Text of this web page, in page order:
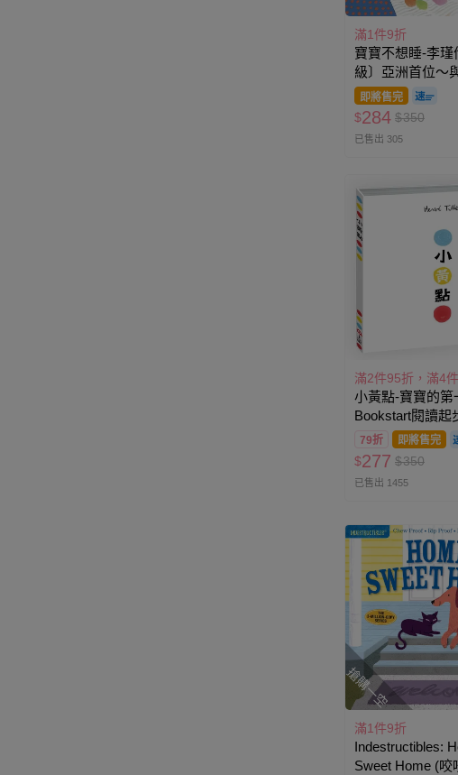
滿1件9折
寶寶不想睡-李瑾
級〕亞洲首位～
Walker出版社合作
即將售完
$284 $350
已售出 305
滿2件95折，滿4
小黃點-寶寶的
Bookstart閱讀起
79折 即將售完
$277 $350
已售出 1455
搶購一空
滿1件9折
Indestructibles:
Sweet Home (咬